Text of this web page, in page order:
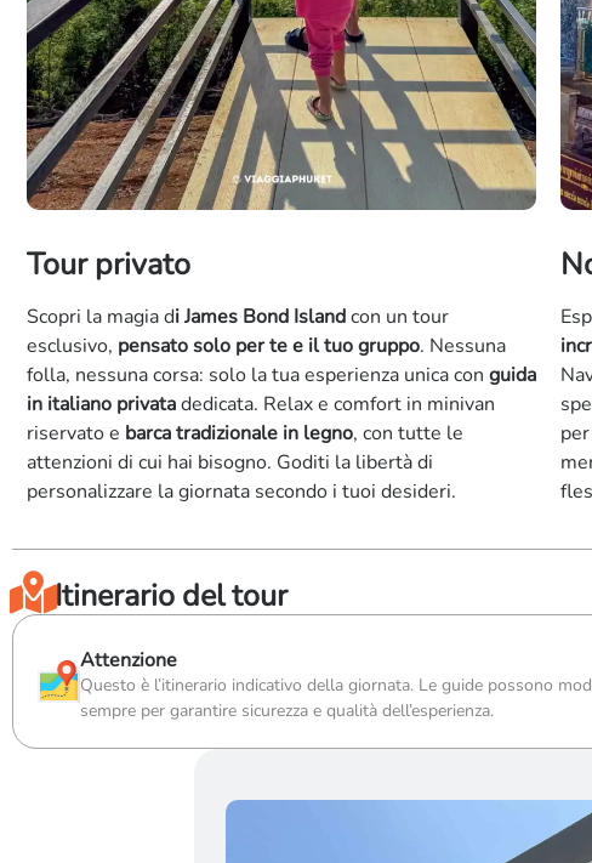
Tour privato
Scopri la magia di James Bond Islandcon un tour
esclusivo, pensato solo per te e il tuo gruppo. Nessuna
folla, nessuna corsa: solo la tua esperienza unica con guida
in italiano privatadedicata. Relax e comfort in minivan
riservato e barca tradizionale in legno, con tutte le
attenzioni di cui hai bisogno. Goditi la libertà di
personalizzare la giornata secondo i tuoi desideri.
Itinerario del tour
Attenzione
Questo è l’itinerario indicativo della giornata. Le guide possono
sempre per garantire sicurezza e qualità dell’esperienza.